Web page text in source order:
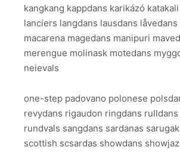
kangkang kappdans karikázó
lanciers langdans lausdans
macarena magedans manipuri
merengue molinask motedans
neievals
one-step padovano polonese
revydans rigaudon ringdans
rundvals sangdans sardanas
scottish scsardas showdans